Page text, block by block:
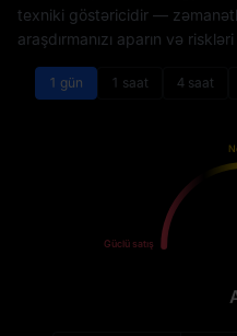
texniki göstəricidir —
araşdırmanızı aparın və
1 gün 1 saat 4 saat
Güclü satış